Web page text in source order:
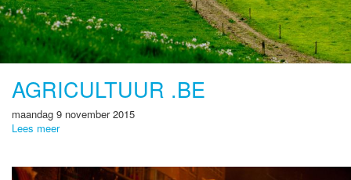
AGRICULTUUR .BE
maandag 9 november 2015
Lees meer